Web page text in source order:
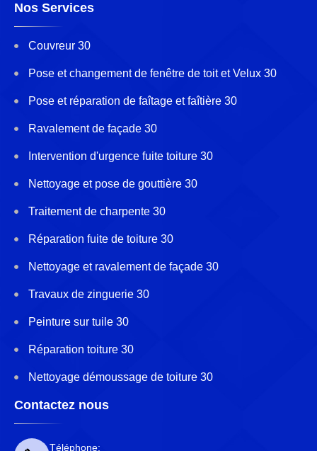
Nos Services
Couvreur 30
Pose et changement de fenêtre de toit et Velux 30
Pose et réparation de faîtage et faîtière 30
Ravalement de façade 30
Intervention d'urgence fuite toiture 30
Nettoyage et pose de gouttière 30
Traitement de charpente 30
Réparation fuite de toiture 30
Nettoyage et ravalement de façade 30
Travaux de zinguerie 30
Peinture sur tuile 30
Réparation toiture 30
Nettoyage démoussage de toiture 30
Contactez nous
Téléphone: